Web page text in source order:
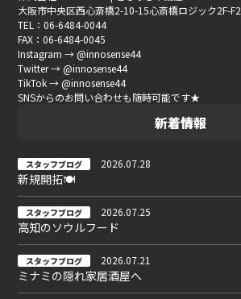
大阪市中央区西心斎橋2-10-15心斎橋ロジック2F-F2
TEL：06-6484-0044
FAX：06-6484-0045
Instagram → @innosense44
Twitter → @innosense44
TikTok → @innosense44
SNSからのお問い合わせも随時可能です★
新着情報
スタッフブログ 2026.07.28
新規開拓🍽
スタッフブログ 2026.07.25
高知のソウルフード
スタッフブログ 2026.07.21
ミナミの隠れ家居酒屋へ